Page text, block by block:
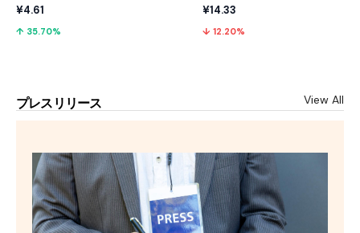
¥4.61
↑ 35.70%
¥14.33
↓ 12.20%
プレスリリース View All